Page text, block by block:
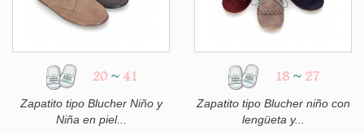
20 ~ 41
Zapatito tipo Blucher Niño y
Niña en piel...
18 ~ 27
Zapatito tipo Blucher niño con
lengüeta y...